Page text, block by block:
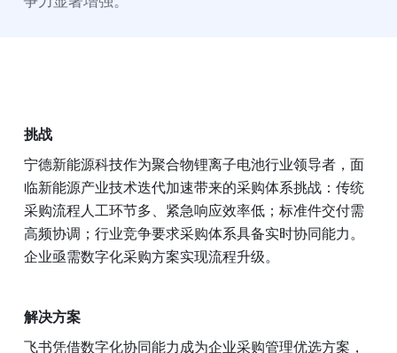
挑战
宁德新能源科技作为聚合物锂离子电池行业领导者，面
临新能源产业技术迭代加速带来的采购体系挑战：传统
采购流程人工环节多、紧急响应效率低；标准件交付需
高频协调；行业竞争要求采购体系具备实时协同能力。
企业亟需数字化采购方案实现流程升级。
解决方案
飞书凭借数字化协同能力成为企业采购管理优选方案，